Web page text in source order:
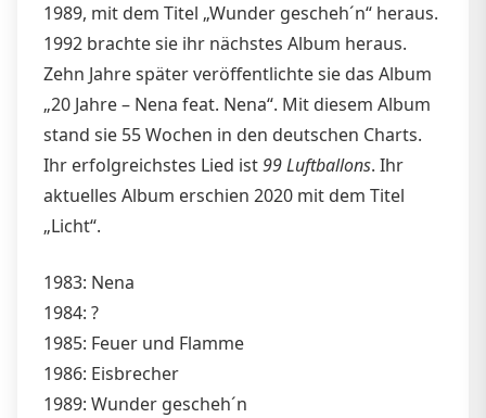
1989, mit dem Titel „Wunder gescheh´n“ heraus.
1992 brachte sie ihr nächstes Album heraus.
Zehn Jahre später veröffentlichte sie das Album
„20 Jahre – Nena feat. Nena“. Mit diesem Album
stand sie 55 Wochen in den deutschen Charts.
Ihr erfolgreichstes Lied ist99 Luftballons. Ihr
aktuelles Album erschien 2020 mit dem Titel
„Licht“.
1983: Nena
1984: ?
1985: Feuer und Flamme
1986: Eisbrecher
1989: Wunder gescheh´n